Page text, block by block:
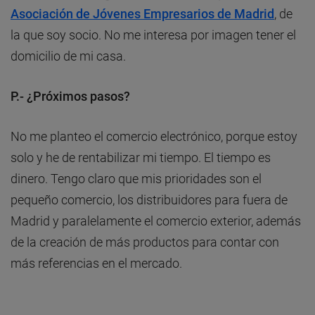
Asociación de Jóvenes Empresarios de Madrid, de
la que soy socio. No me interesa por imagen tener el
domicilio de mi casa.
P.- ¿Próximos pasos?
No me planteo el comercio electrónico, porque estoy
solo y he de rentabilizar mi tiempo. El tiempo es
dinero. Tengo claro que mis prioridades son el
pequeño comercio, los distribuidores para fuera de
Madrid y paralelamente el comercio exterior, además
de la creación de más productos para contar con
más referencias en el mercado.